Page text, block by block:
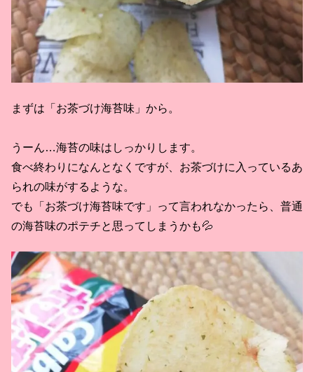
まずは「お茶づけ海苔味」から。
うーん…海苔の味はしっかりします。
食べ終わりになんとなくですが、お茶づけに入っているあ
られの味がするような。
でも「お茶づけ海苔味です」って言われなかったら、普通
の海苔味のポテチと思ってしまうかも💦